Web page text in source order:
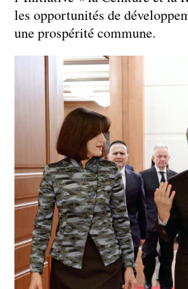
les opportunités de
une prospérité commune.